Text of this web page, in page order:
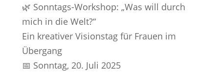
🌿 Sonntags-Workshop: „Was will durch
mich in die Welt?“
Ein kreativer Visionstag für Frauen im
Übergang
📅 Sonntag, 20. Juli 2025